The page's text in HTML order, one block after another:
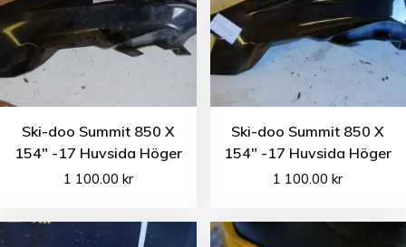
Ski-doo Summit 850 X
154″ -17 Huvsida Höger
1 100.00 kr
Ski-doo Summit 850 X
154″ -17 Huvsida Höger
1 100.00kr